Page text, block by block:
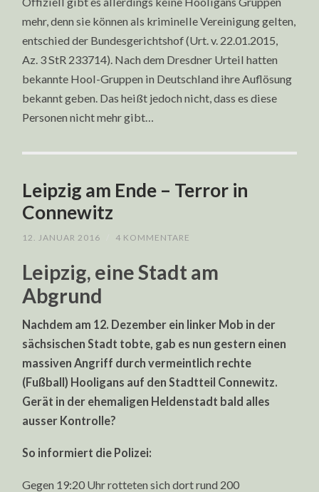
mehr, denn sie können als kriminelle Vereinigung gelten,
entschied der Bundesgerichtshof (Urt. v. 22.01.2015,
Az. 3 StR 233714). Nach dem Dresdner Urteil hatten
bekannte Hool-Gruppen in Deutschland ihre Auflösung
bekannt geben. Das heißt jedoch nicht, dass es diese
Personen nicht mehr gibt…
Leipzig am Ende – Terror in
Connewitz
12. JANUAR 2016 4 KOMMENTARE
Leipzig, eine Stadt am
Abgrund
Nachdem am 12. Dezember ein linker Mob in der
sächsischen Stadt tobte, gab es nun gestern einen
massiven Angriff durch vermeintlich rechte
(Fußball) Hooligans auf den Stadtteil Connewitz.
Gerät in der ehemaligen Heldenstadt bald alles
ausser Kontrolle?
So informiert die Polizei:
Gegen 19:20 Uhr rotteten sich dort rund 200